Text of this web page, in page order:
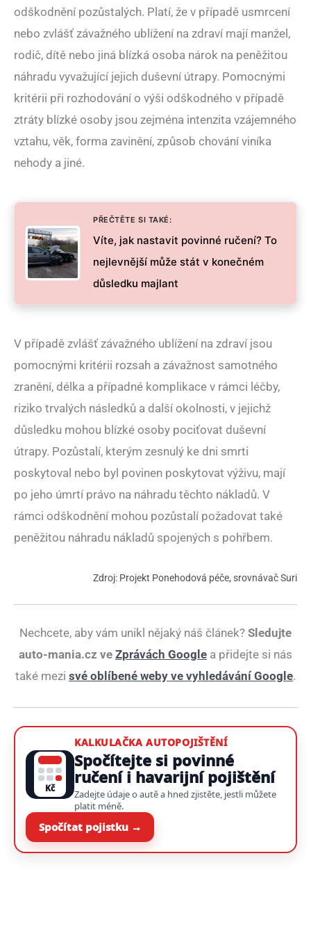
odškodnění pozůstalých. Platí, že v případě usmrcení
nebo zvlášť závažného ublížení na zdraví mají manžel,
rodič, dítě nebo jiná blízká osoba nárok na peněžitou
náhradu vyvažující jejich duševní útrapy. Pomocnými
kritérii při rozhodování o výši odškodného v případě
ztráty blízké osoby jsou zejména intenzita vzájemného
vztahu, věk, forma zavinění, způsob chování viníka
nehody a jiné.
PŘEČTĚTE SI TAKÉ:
Víte, jak nastavit povinné ručení? To
nejlevnější může stát v konečném
důsledku majlant
V případě zvlášť závažného ublížení na zdraví jsou
pomocnými kritérii rozsah a závažnost samotného
zranění, délka a případné komplikace v rámci léčby,
riziko trvalých následků a další okolnosti, v jejichž
důsledku mohou blízké osoby pociťovat duševní
útrapy. Pozůstalí, kterým zesnulý ke dni smrti
poskytoval nebo byl povinen poskytovat výživu, mají
po jeho úmrtí právo na náhradu těchto nákladů. V
rámci odškodnění mohou pozůstalí požadovat také
peněžitou náhradu nákladů spojených s pohřbem.
Zdroj: Projekt Ponehodová péče, srovnávač Suri
Nechcete, aby vám unikl nějaký náš článek? Sledujte
auto-mania.cz ve Zprávách Google a přidejte si nás
také mezi své oblíbené weby ve vyhledávání Google.
Kč
KALKULAČKA AUTOPOJIŠTĚNÍ
Spočítejte si povinné
ručení i havarijní pojištění
Zadejte údaje o autě a hned zjistěte, jestli můžete
platit méně.
Spočítat pojistku →